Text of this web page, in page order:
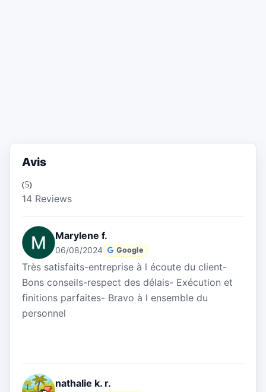
Avis
(5)
14 Reviews
Marylene f.
06/08/2024 Google
Très satisfaits-entreprise à l écoute du client-
Bons conseils-respect des délais- Exécution et
finitions parfaites- Bravo à l ensemble du
personnel
nathalie k. r.